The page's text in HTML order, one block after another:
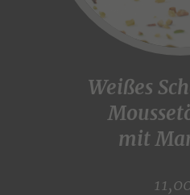
Weißes
mit